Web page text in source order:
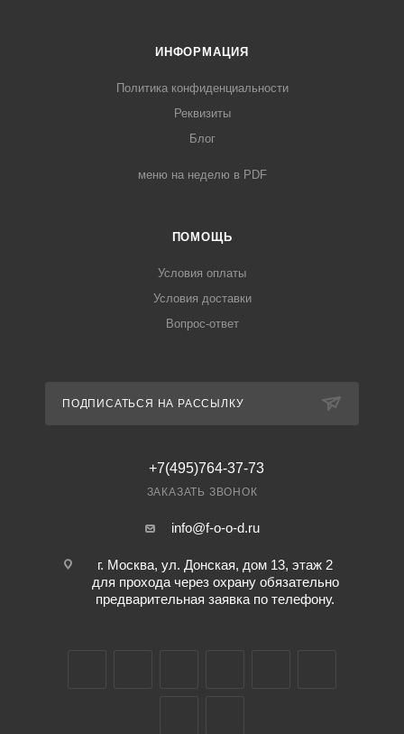
ИНФОРМАЦИЯ
Политика конфиденциальности
Реквизиты
Блог
меню на неделю в PDF
ПОМОЩЬ
Условия оплаты
Условия доставки
Вопрос-ответ
ПОДПИСАТЬСЯ НА РАССЫЛКУ
+7(495)764-37-73
ЗАКАЗАТЬ ЗВОНОК
info@f-o-o-d.ru
г. Москва, ул. Донская, дом 13, этаж 2
для прохода через охрану обязательно
предварительная заявка по телефону.